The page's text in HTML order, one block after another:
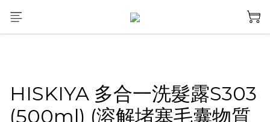
HISKIYA 多合一洗髮露S303
(500ml) (溶解堵塞毛囊物質